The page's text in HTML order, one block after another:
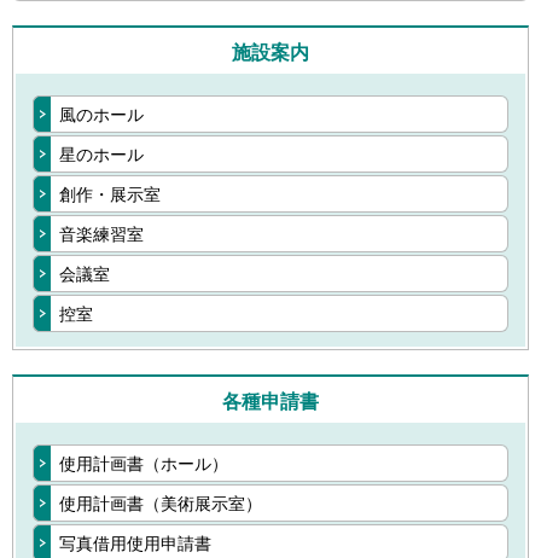
施設案内
風のホール
星のホール
創作・展示室
音楽練習室
会議室
控室
各種申請書
使用計画書（ホール）
使用計画書（美術展示室）
写真借用使用申請書